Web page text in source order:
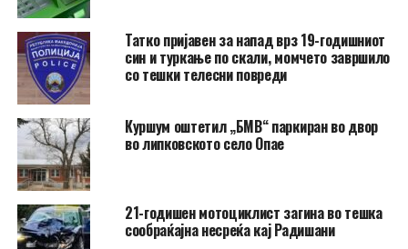
Татко пријавен за напад врз 19-годишниот
син и туркање по скали, момчето завршило
со тешки телесни повреди
Куршум оштетил „БМВ“ паркиран во двор
во липковското село Опае
21-годишен мотоциклист загина во тешка
сообраќајна несреќа кај Радишани